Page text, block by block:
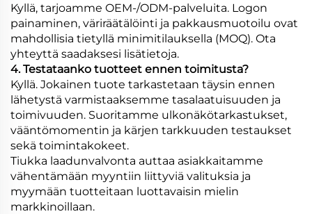
Kyllä, tarjoamme OEM-/ODM-palveluita. Logon
painaminen, väriräätälöinti ja pakkausmuotoilu ovat
mahdollisia tietyllä minimitilauksella (MOQ). Ota
yhteyttä saadaksesi lisätietoja.
4. Testataanko tuotteet ennen toimitusta?
Kyllä. Jokainen tuote tarkastetaan täysin ennen
lähetystä varmistaaksemme tasalaatuisuuden ja
toimivuuden. Suoritamme ulkonäkötarkastukset,
vääntömomentin ja kärjen tarkkuuden testaukset
sekä toimintakokeet.
Tiukka laadunvalvonta auttaa asiakkaitamme
vähentämään myyntiin liittyviä valituksia ja
myymään tuotteitaan luottavaisin mielin
markkinoillaan.